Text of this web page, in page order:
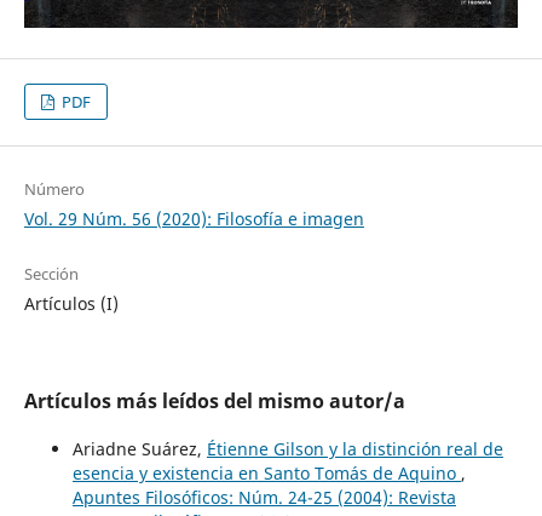
PDF
Número
Vol. 29 Núm. 56 (2020): Filosofía e imagen
Sección
Artículos (I)
Artículos más leídos del mismo autor/a
Ariadne Suárez, Étienne Gilson y la distinción real de
esencia y existencia en Santo Tomás de Aquino ,
Apuntes Filosóficos: Núm. 24-25 (2004): Revista